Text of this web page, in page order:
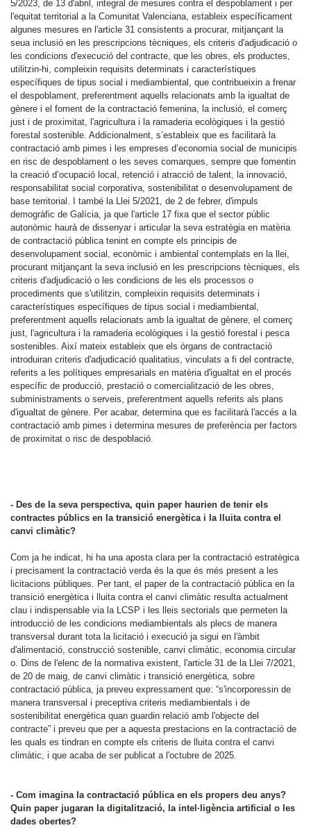
5/2023, de 13 d'abril, integral de mesures contra el despoblament i per
l'equitat territorial a la Comunitat Valenciana, estableix específicament
algunes mesures en l'article 31 consistents a procurar, mitjançant la
seua inclusió en les prescripcions tècniques, els criteris d'adjudicació o
les condicions d'execució del contracte, que les obres, els productes,
utilitzin-hi, compleixin requisits determinats i característiques
específiques de tipus social i mediambiental, que contribueixin a frenar
el despoblament, preferentment aquells relacionats amb la igualtat de
gènere i el foment de la contractació femenina, la inclusió, el comerç
just i de proximitat, l'agricultura i la ramaderia ecològiques i la gestió
forestal sostenible. Addicionalment, s’estableix que es facilitarà la
contractació amb pimes i les empreses d’economia social de municipis
en risc de despoblament o les seves comarques, sempre que fomentin
la creació d’ocupació local, retenció i atracció de talent, la innovació,
responsabilitat social corporativa, sostenibilitat o desenvolupament de
base territorial. I també la Llei 5/2021, de 2 de febrer, d'impuls
demogràfic de Galícia, ja que l'article 17 fixa que el sector públic
autonòmic haurà de dissenyar i articular la seva estratègia en matèria
de contractació pública tenint en compte els principis de
desenvolupament social, econòmic i ambiental contemplats en la llei,
procurant mitjançant la seva inclusió en les prescripcions tècniques, els
criteris d'adjudicació o les condicions de les els processos o
procediments que s'utilitzin, compleixin requisits determinats i
característiques específiques de tipus social i mediambiental,
preferentment aquells relacionats amb la igualtat de gènere, el comerç
just, l'agricultura i la ramaderia ecològiques i la gestió forestal i pesca
sostenibles. Així mateix estableix que els òrgans de contractació
introduiran criteris d'adjudicació qualitatius, vinculats a fi del contracte,
referits a les polítiques empresarials en matèria d'igualtat en el procés
específic de producció, prestació o comercialització de les obres,
subministraments o serveis, preferentment aquells referits als plans
d'igualtat de gènere. Per acabar, determina que es facilitarà l'accés a la
contractació amb pimes i determina mesures de preferència per factors
de proximitat o risc de despoblació.
- Des de la seva perspectiva, quin paper haurien de tenir els
contractes públics en la transició energètica i la lluita contra el
canvi climàtic?
Com ja he indicat, hi ha una aposta clara per la contractació estratègica
i precisament la contractació verda és la que és més present a les
licitacions públiques. Per tant, el paper de la contractació pública en la
transició energètica i lluita contra el canvi climàtic resulta actualment
clau i indispensable via la LCSP i les lleis sectorials que permeten la
introducció de les condicions mediambientals als plecs de manera
transversal durant tota la licitació i execució ja sigui en l'àmbit
d'alimentació, construcció sostenible, canvi climàtic, economia circular
o. Dins de l'elenc de la normativa existent, l'article 31 de la Llei 7/2021,
de 20 de maig, de canvi climàtic i transició energètica, sobre
contractació pública, ja preveu expressament que: “s'incorporessin de
manera transversal i preceptiva criteris mediambientals i de
sostenibilitat energètica quan guardin relació amb l'objecte del
contracte” i preveu que per a aquesta prestacions en la contractació de
les quals es tindran en compte els criteris de lluita contra el canvi
climàtic, i que acaba de ser publicat a l'octubre de 2025.
- Com imagina la contractació pública en els propers deu anys?
Quin paper jugaran la digitalització, la intel·ligència artificial o les
dades obertes?